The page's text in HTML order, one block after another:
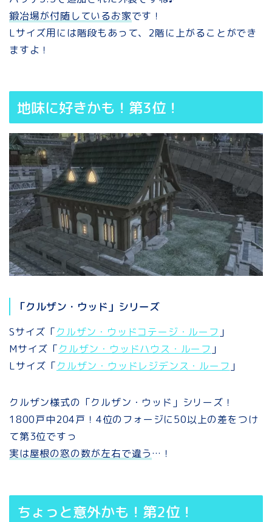
鍛冶場が付随しているお家です！
Lサイズ用には階段もあって、2階に上がることができ
ますよ！
地味に好きかも！第3位！
「クルザン・ウッド」シリーズ
Sサイズ「クルザン・ウッドコテージ・ルーフ 」
Mサイズ「クルザン・ウッドハウス・ルーフ 」
Lサイズ「クルザン・ウッドレジデンス・ルーフ 」
クルザン様式の「クルザン・ウッド」シリーズ！
1800戸中204戸！4位のフォージに50以上の差をつけ
て第3位ですっ
実は屋根の窓の数が左右で違う…！
ちょっと意外かも！第2位！